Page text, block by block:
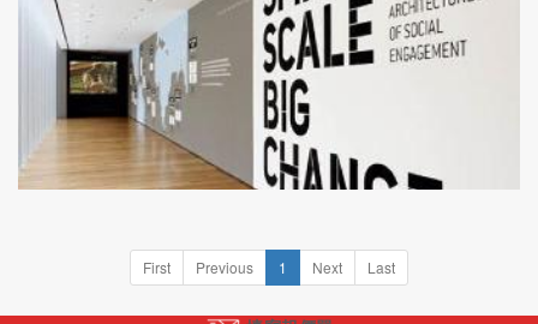
造利潤、節約成本、異業結盟的主要訴求，為所有創
業者及商務人士提供高效溫馨廉價優質的辦公場地。
「達觀」致力於開發各類型產業垂直整合、異業結盟
等的友善環境，爭取產官學的資源...
First Previous 1 Next Last